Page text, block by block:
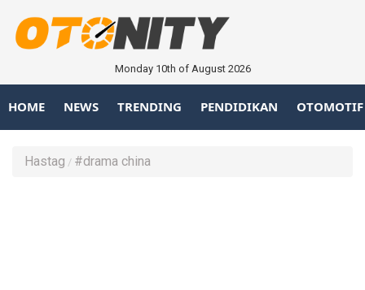
Monday 10th of August 2026
HOME NEWS TRENDING PENDIDIKAN OTOMOTIF
Hastag #drama china